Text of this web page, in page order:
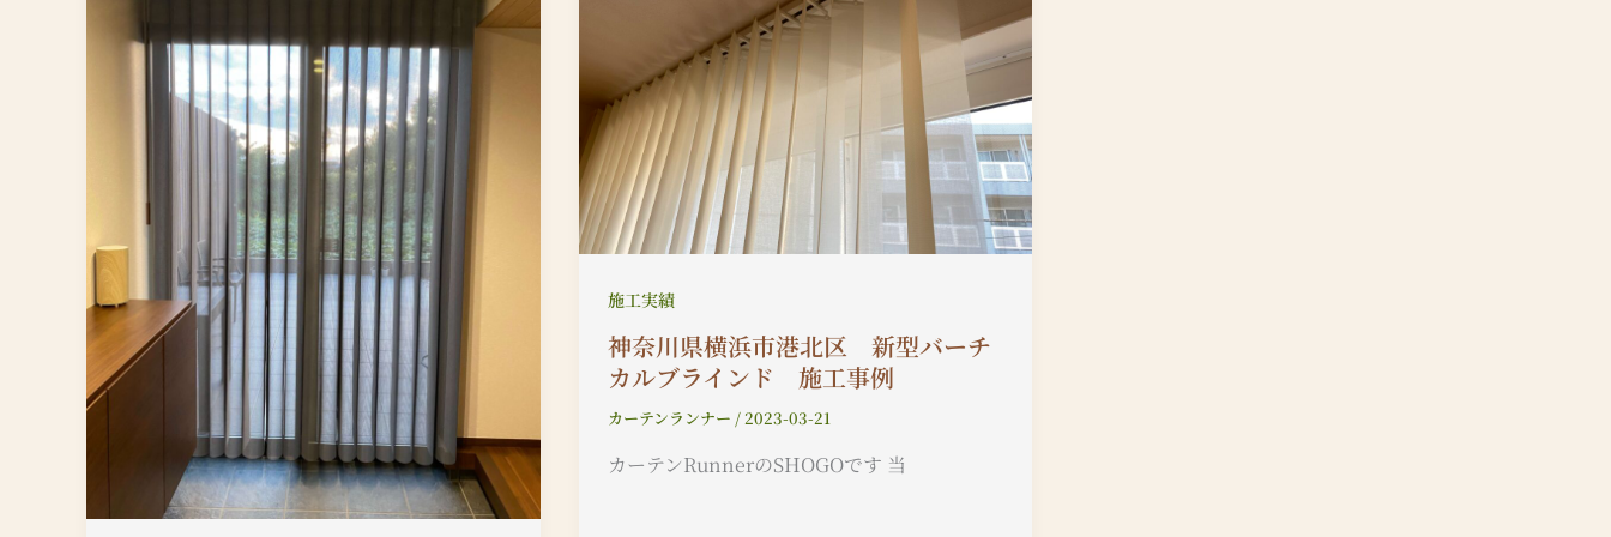
施工実績
神奈川県横浜市港北区 新型バーチ
カルブラインド 施工事例
カーテンランナー /2023-03-21
カーテンRunnerのSHOGOです 当